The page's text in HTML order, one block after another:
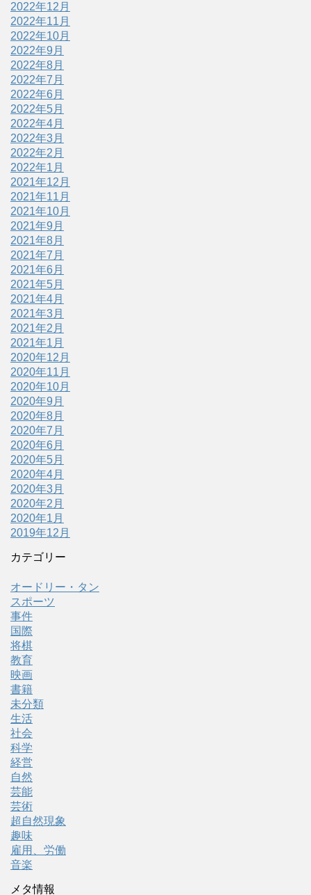
2022年12月
2022年11月
2022年10月
2022年9月
2022年8月
2022年7月
2022年6月
2022年5月
2022年4月
2022年3月
2022年2月
2022年1月
2021年12月
2021年11月
2021年10月
2021年9月
2021年8月
2021年7月
2021年6月
2021年5月
2021年4月
2021年3月
2021年2月
2021年1月
2020年12月
2020年11月
2020年10月
2020年9月
2020年8月
2020年7月
2020年6月
2020年5月
2020年4月
2020年3月
2020年2月
2020年1月
2019年12月
カテゴリー
オードリー・タン
スポーツ
事件
国際
将棋
教育
映画
書籍
未分類
生活
社会
科学
経営
自然
芸能
芸術
超自然現象
趣味
雇用、労働
音楽
メタ情報